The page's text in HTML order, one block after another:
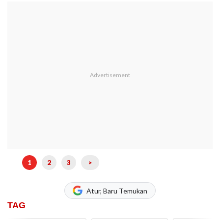
1 2 3 >
Atur, Baru Temukan
TAG